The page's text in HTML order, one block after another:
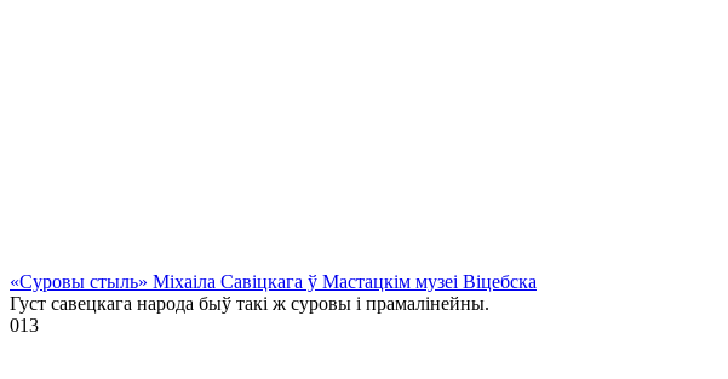
«Суровы стыль» Міхаіла Савіцкага ў Мастацкім музеі Віцебска
Густ савецкага народа быў такі ж суровы і прамалінейны.
013